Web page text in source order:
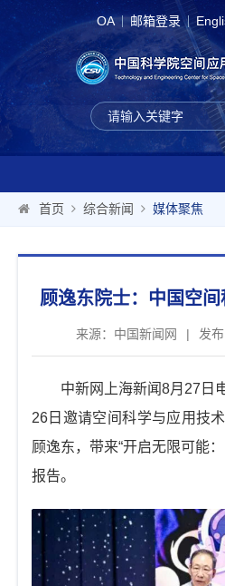
OA 邮箱登录
首页 综合新闻 媒体聚焦
顾逸东院士：中国空
来源：中国新闻网 | 发
中新网上海新闻8月27日
26日邀请空间科学与应用技
顾逸东，带来“开启无限可能
报告。